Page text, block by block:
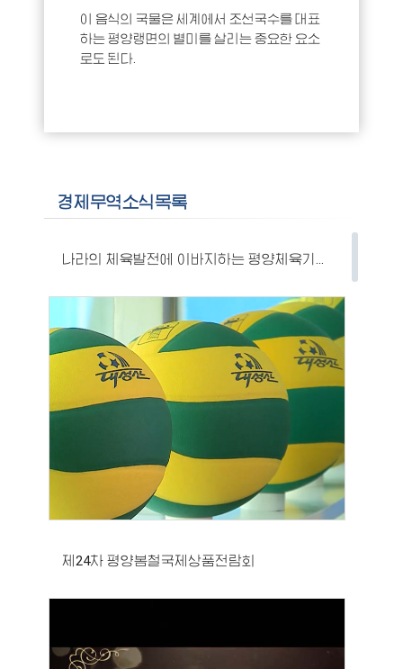
이 음식의 국물은 세계에서 조선국수를 대표
하는 평양랭면의 별미를 살리는 중요한 요소
로도 된다.
경제무역소식목록
나라의 체육발전에 이바지하는 평양체육기자재공장
제24차 평양봄철국제상품전람회